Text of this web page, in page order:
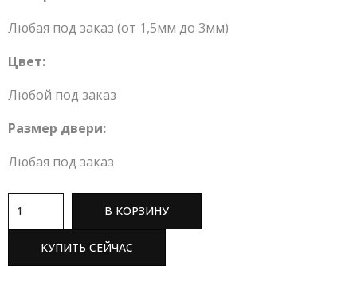
Любая под заказ (от 1,5мм до 3мм)
Цвет:
Любой под заказ
Размер двери:
Любая под заказ
В КОРЗИНУ
КУПИТЬ СЕЙЧАС